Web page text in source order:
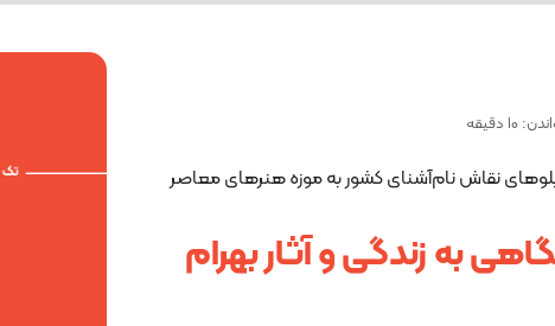
نقاش نام‌آشنای کشور به موزه هنرهای معاصر
به زندگی و آثار بهرام